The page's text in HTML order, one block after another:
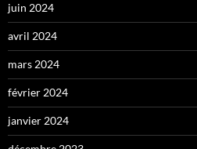
juin 2024
avril 2024
mars 2024
février 2024
janvier 2024